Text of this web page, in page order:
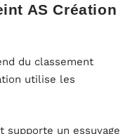
AS Création
du classement
utilise les
supporte un essuyage